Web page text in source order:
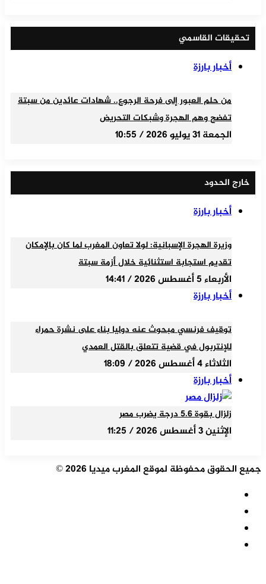
تحقيقات القاسمي
أخبار بارزة
من حلم العبور إلى فرحة الرجوع.. شهادات عائدين من سبتة
تفضح وهم الهجرة وشبكات التحريض
الجمعة 31 يوليو 2026 / 10:55
خارج الحدود
أخبار بارزة
وزيرة الهجرة الإسبانية: لولا تعاون المغرب لما كان بالإمكان
تقديم استجابة استثنائية خلال أزمة سبتة
الأربعاء 5 أغسطس 2026 / 14:41
أخبار بارزة
توقيف فرنسي مبحوث عنه دوليا بناء على نشرة حمراء
للإنتربول في قضية تتعلق بالقتل العمدي
الثلاثاء 4 أغسطس 2026 / 18:09
أخبار بارزة
زلزال بقوة 5.6 درجة يضرب مصر
الإثنين 3 أغسطس 2026 / 11:25
جميع الحقوق محفوظة لموقع المغرب ميديا 2026 ©